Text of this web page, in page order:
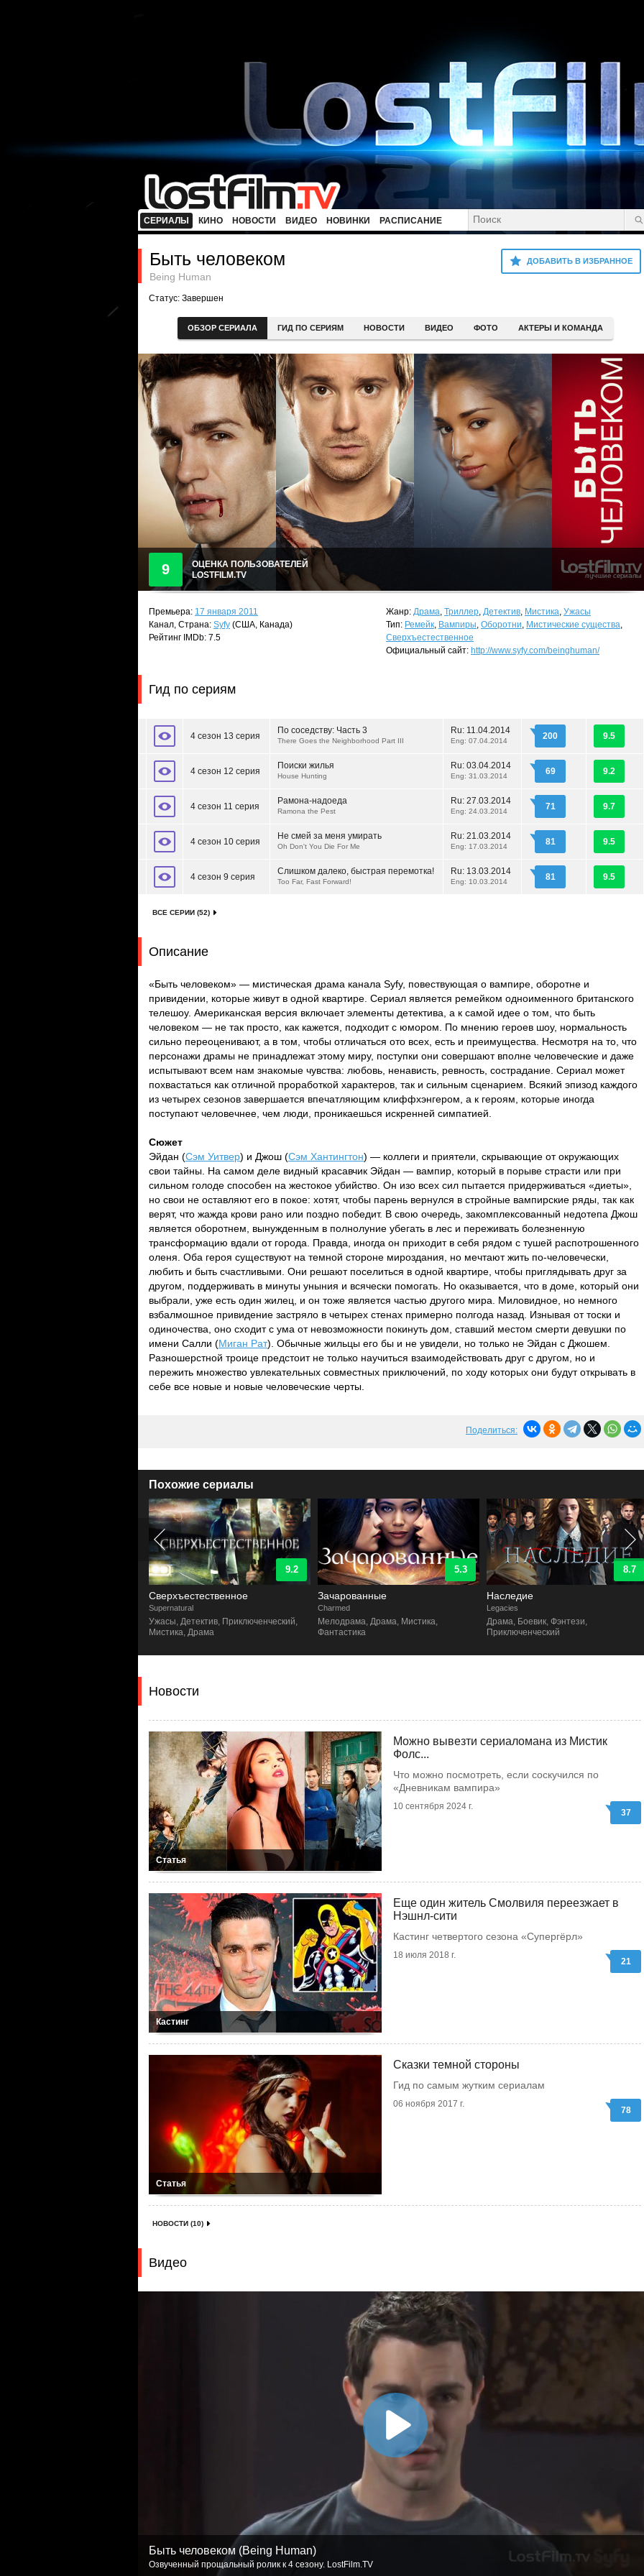
СЕРИАЛЫ КИНО НОВОСТИ ВИДЕО НОВИНКИ РАСПИСАНИЕ
ДОБАВИТЬ В ИЗБРАННОЕ
Быть человеком
Being Human
Статус: Завершен
ОБЗОР СЕРИАЛА ГИД ПО СЕРИЯМ НОВОСТИ ВИДЕО ФОТО АКТЕРЫ И КОМАНДА
9
ОЦЕНКА ПОЛЬЗОВАТЕЛЕЙ
LOSTFILM.TV
Премьера: 17 января 2011
Канал, Страна: Syfy (США, Канада)
Рейтинг IMDb: 7.5
Жанр: Драма, Триллер, Детектив, Мистика, Ужасы
Тип: Ремейк, Вампиры, Оборотни, Мистические существа,
Сверхъестественное
Официальный сайт: http://www.syfy.com/beinghuman/
Гид по сериям
4 сезон 13 серия
По соседству: Часть 3
There Goes the Neighborhood Part III
Ru: 11.04.2014
Eng: 07.04.2014 200 9.5
4 сезон 12 серия
Поиски жилья
House Hunting
Ru: 03.04.2014
Eng: 31.03.2014 69 9.2
4 сезон 11 серия
Рамона-надоеда
Ramona the Pest
Ru: 27.03.2014
Eng: 24.03.2014 71 9.7
4 сезон 10 серия
Не смей за меня умирать
Oh Don't You Die For Me
Ru: 21.03.2014
Eng: 17.03.2014 81 9.5
4 сезон 9 серия
Слишком далеко, быстрая перемотка!
Too Far, Fast Forward!
Ru: 13.03.2014
Eng: 10.03.2014 81 9.5
ВСЕ СЕРИИ (52)
Описание
«Быть человеком» — мистическая драма канала Syfy, повествующая о вампире, оборотне и
привидении, которые живут в одной квартире. Сериал является ремейком одноименного британского
телешоу. Американская версия включает элементы детектива, а к самой идее о том, что быть
человеком — не так просто, как кажется, подходит с юмором. По мнению героев шоу, нормальность
сильно переоценивают, а в том, чтобы отличаться ото всех, есть и преимущества. Несмотря на то, что
персонажи драмы не принадлежат этому миру, поступки они совершают вполне человеческие и даже
испытывают всем нам знакомые чувства: любовь, ненависть, ревность, сострадание. Сериал может
похвастаться как отличной проработкой характеров, так и сильным сценарием. Всякий эпизод каждого
из четырех сезонов завершается впечатляющим клиффхэнгером, а к героям, которые иногда
поступают человечнее, чем люди, проникаешься искренней симпатией.
Сюжет
Эйдан (Сэм Уитвер) и Джош (Сэм Хантингтон) — коллеги и приятели, скрывающие от окружающих
свои тайны. На самом деле видный красавчик Эйдан — вампир, который в порыве страсти или при
сильном голоде способен на жестокое убийство. Он изо всех сил пытается придерживаться «диеты»,
но свои не оставляют его в покое: хотят, чтобы парень вернулся в стройные вампирские ряды, так как
верят, что жажда крови рано или поздно победит. В свою очередь, закомплексованный недотепа Джош
является оборотнем, вынужденным в полнолуние убегать в лес и переживать болезненную
трансформацию вдали от города. Правда, иногда он приходит в себя рядом с тушей распотрошенного
оленя. Оба героя существуют на темной стороне мироздания, но мечтают жить по-человечески,
любить и быть счастливыми. Они решают поселиться в одной квартире, чтобы приглядывать друг за
другом, поддерживать в минуты уныния и всячески помогать. Но оказывается, что в доме, который они
выбрали, уже есть один жилец, и он тоже является частью другого мира. Миловидное, но немного
взбалмошное привидение застряло в четырех стенах примерно полгода назад. Изнывая от тоски и
одиночества, оно сходит с ума от невозможности покинуть дом, ставший местом смерти девушки по
имени Салли (Миган Рат). Обычные жильцы его бы и не увидели, но только не Эйдан с Джошем.
Разношерстной троице предстоит не только научиться взаимодействовать друг с другом, но и
пережить множество увлекательных совместных приключений, по ходу которых они будут открывать в
себе все новые и новые человеческие черты.
Поделиться:
Похожие сериалы
5.3
Зачарованные
Charmed
Мелодрама, Драма, Мистика,
Фантастика
8.7
Наследие
Legacies
Драма, Боевик, Фэнтези,
Приключенческий
7.5
Розуэлл, Нью-Мексико
Roswell, New Mexico
Мистика, Драма, Мелодрама,
Фантастика
Новости
Статья
Можно вывезти сериаломана из Мистик
Фолс...
Что можно посмотреть, если соскучился по
«Дневникам вампира»
10 сентября 2024 г.
37
Кастинг
Еще один житель Смолвиля переезжает в
Нэшнл-сити
Кастинг четвертого сезона «Супергёрл»
18 июля 2018 г.
21
Статья
Сказки темной стороны
Гид по самым жутким сериалам
06 ноября 2017 г.
78
НОВОСТИ (10)
Видео
Быть человеком (Being Human)
Озвученный прощальный ролик к 4 сезону. LostFilm.TV